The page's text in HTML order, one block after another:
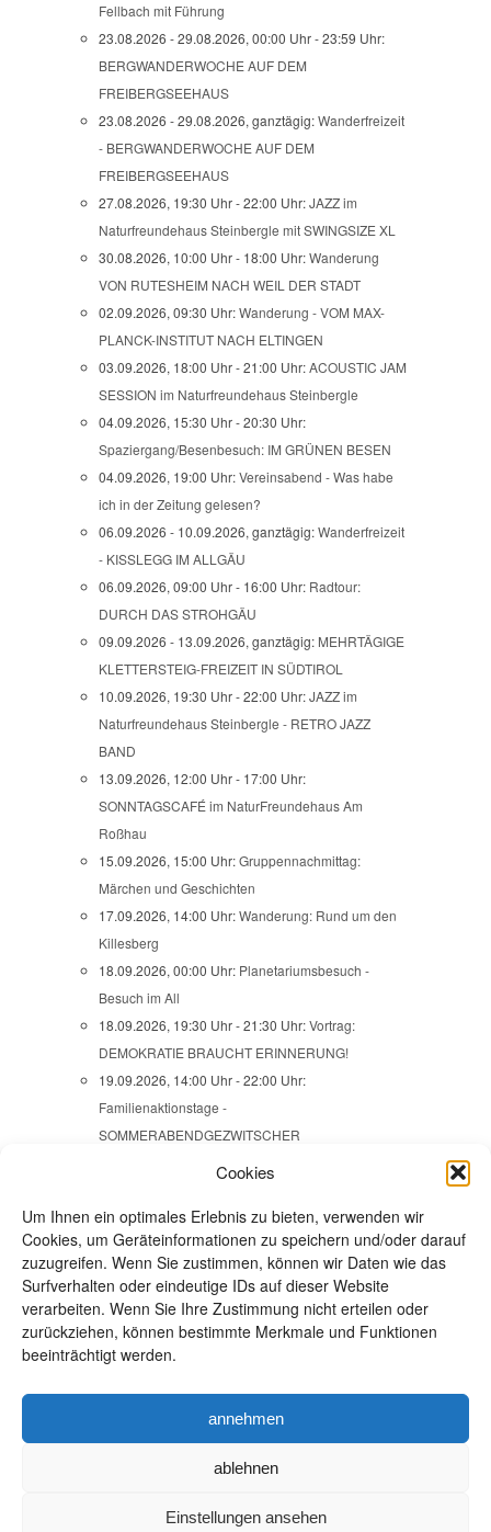
Cookies
Um Ihnen ein optimales Erlebnis zu bieten, verwenden wir
Cookies, um Geräteinformationen zu speichern und/oder darauf
zuzugreifen. Wenn Sie zustimmen, können wir Daten wie das
Surfverhalten oder eindeutige IDs auf dieser Website
verarbeiten. Wenn Sie Ihre Zustimmung nicht erteilen oder
zurückziehen, können bestimmte Merkmale und Funktionen
beeinträchtigt werden.
annehmen
ablehnen
Einstellungen ansehen
Fellbach mit Führung
23.08.2026 - 29.08.2026, 00:00 Uhr - 23:59 Uhr:
BERGWANDERWOCHE AUF DEM
FREIBERGSEEHAUS
23.08.2026 - 29.08.2026, ganztägig:Wanderfreizeit
- BERGWANDERWOCHE AUF DEM
FREIBERGSEEHAUS
27.08.2026, 19:30 Uhr - 22:00 Uhr:JAZZ im
Naturfreundehaus Steinbergle mit SWINGSIZE XL
30.08.2026, 10:00 Uhr - 18:00 Uhr:Wanderung
VON RUTESHEIM NACH WEIL DER STADT
02.09.2026, 09:30 Uhr:Wanderung - VOM MAX-
PLANCK-INSTITUT NACH ELTINGEN
03.09.2026, 18:00 Uhr - 21:00 Uhr:ACOUSTIC JAM
SESSION im Naturfreundehaus Steinbergle
04.09.2026, 15:30 Uhr - 20:30 Uhr:
Spaziergang/Besenbesuch: IM GRÜNEN BESEN
04.09.2026, 19:00 Uhr:Vereinsabend - Was habe
ich in der Zeitung gelesen?
06.09.2026 - 10.09.2026, ganztägig:Wanderfreizeit
- KISSLEGG IM ALLGÄU
06.09.2026, 09:00 Uhr - 16:00 Uhr: Radtour:
DURCH DAS STROHGÄU
09.09.2026 - 13.09.2026, ganztägig: MEHRTÄGIGE
KLETTERSTEIG-FREIZEIT IN SÜDTIROL
10.09.2026, 19:30 Uhr - 22:00 Uhr:JAZZ im
Naturfreundehaus Steinbergle - RETRO JAZZ
BAND
13.09.2026, 12:00 Uhr - 17:00 Uhr:
SONNTAGSCAFÉ im NaturFreundehaus Am
Roßhau
15.09.2026, 15:00 Uhr:Gruppennachmittag:
Märchen und Geschichten
17.09.2026, 14:00 Uhr:Wanderung: Rund um den
Killesberg
18.09.2026, 00:00 Uhr: Planetariumsbesuch -
Besuch im All
18.09.2026, 19:30 Uhr - 21:30 Uhr:Vortrag:
DEMOKRATIE BRAUCHT ERINNERUNG!
19.09.2026, 14:00 Uhr - 22:00 Uhr:
Familienaktionstage -
SOMMERABENDGEZWITSCHER
MAUREN NACH EHNINGEN
22.09.2026, 13:45 Uhr:Ausstellungsbesuch -
VERBRECHEN AUS ZWEI JAHRHUNDERTEN
24.09.2026, 18:00 Uhr:
Frauenabend - Open space
24.09.2026, 19:30 Uhr - 22:00 Uhr:JAZZ im
Naturfreundehaus Steinbergle mit SWINGSIZE XL
Wanderwochenende: IM HEGAU